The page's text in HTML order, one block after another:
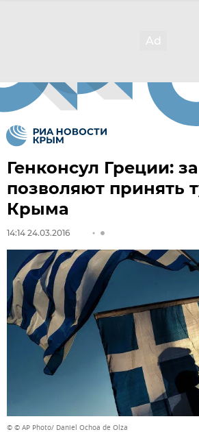
Генконсул Греции:
позволяют принять
Крыма
14:14 24.03.2016
© © AP Photo/ Daniel Ochoa de Olza